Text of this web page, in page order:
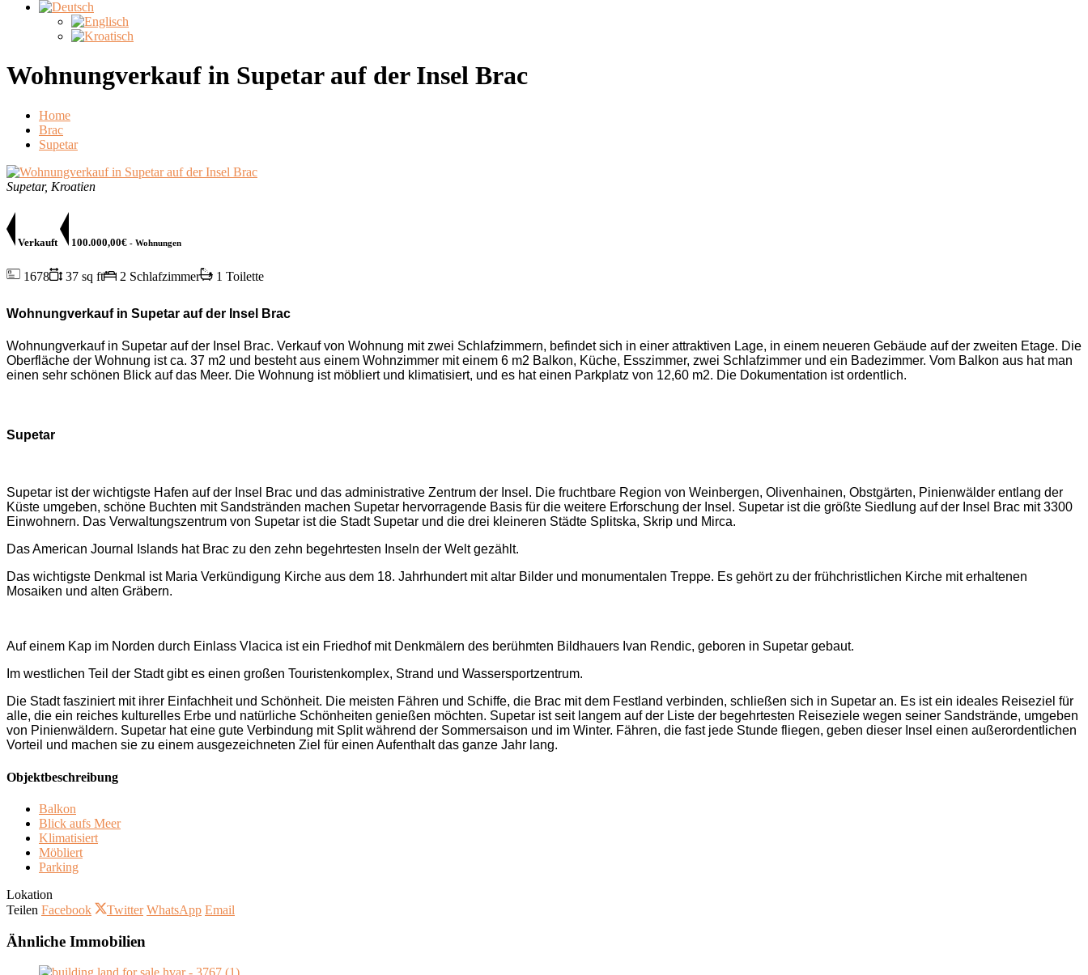
Wohnungverkauf in Supetar auf der Insel Brac
Home
Brac
Supetar
Supetar, Kroatien
Verkauft 100.000,00€ - Wohnungen
1678 37 sq ft 2 Schlafzimmer 1 Toilette
Wohnungverkauf in Supetar auf der Insel Brac
Wohnungverkauf in Supetar auf der Insel Brac. Verkauf von Wohnung mit zwei Schlafzimmern, befindet sich in einer attraktiven Lage, in einem neueren Gebäude auf der zweiten Etage. Die
Oberfläche der Wohnung ist ca. 37 m2 und besteht aus einem Wohnzimmer mit einem 6 m2 Balkon, Küche, Esszimmer, zwei Schlafzimmer und ein Badezimmer. Vom Balkon aus hat man
einen sehr schönen Blick auf das Meer. Die Wohnung ist möbliert und klimatisiert, und es hat einen Parkplatz von 12,60 m2. Die Dokumentation ist ordentlich.
Supetar
Supetar ist der wichtigste Hafen auf der Insel Brac und das administrative Zentrum der Insel. Die fruchtbare Region von Weinbergen, Olivenhainen, Obstgärten, Pinienwälder entlang der
Küste umgeben, schöne Buchten mit Sandstränden machen Supetar hervorragende Basis für die weitere Erforschung der Insel. Supetar ist die größte Siedlung auf der Insel Brac mit 3300
Einwohnern. Das Verwaltungszentrum von Supetar ist die Stadt Supetar und die drei kleineren Städte Splitska, Skrip und Mirca.
Das American Journal Islands hat Brac zu den zehn begehrtesten Inseln der Welt gezählt.
Das wichtigste Denkmal ist Maria Verkündigung Kirche aus dem 18. Jahrhundert mit altar Bilder und monumentalen Treppe. Es gehört zu der frühchristlichen Kirche mit erhaltenen
Mosaiken und alten Gräbern.
Auf einem Kap im Norden durch Einlass Vlacica ist ein Friedhof mit Denkmälern des berühmten Bildhauers Ivan Rendic, geboren in Supetar gebaut.
Im westlichen Teil der Stadt gibt es einen großen Touristenkomplex, Strand und Wassersportzentrum.
Die Stadt fasziniert mit ihrer Einfachheit und Schönheit. Die meisten Fähren und Schiffe, die Brac mit dem Festland verbinden, schließen sich in Supetar an. Es ist ein ideales Reiseziel für
alle, die ein reiches kulturelles Erbe und natürliche Schönheiten genießen möchten. Supetar ist seit langem auf der Liste der begehrtesten Reiseziele wegen seiner Sandstrände, umgeben
von Pinienwäldern. Supetar hat eine gute Verbindung mit Split während der Sommersaison und im Winter. Fähren, die fast jede Stunde fliegen, geben dieser Insel einen außerordentlichen
Vorteil und machen sie zu einem ausgezeichneten Ziel für einen Aufenthalt das ganze Jahr lang.
Objektbeschreibung
Balkon
Blick aufs Meer
Klimatisiert
Möbliert
Parking
Lokation
Teilen Facebook Twitter WhatsApp Email
Ähnliche Immobilien